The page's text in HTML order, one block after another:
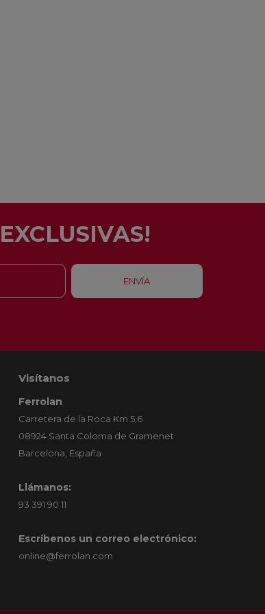
Visítanos
Ferrolan
Carretera de la Roca Km 5,6
08924 Santa Coloma de Gramenet
Barcelona, España
Llámanos:
93 391 90 11
Escríbenos un correo electrónico:
online@ferrolan.com